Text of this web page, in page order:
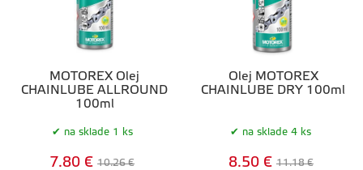
MOTOREX Olej
CHAINLUBE ALLROUND
100ml
na sklade 1 ks
7.80 € 10.26 €
Olej MOTOREX
CHAINLUBE DRY 100ml
na sklade 4 ks
8.50 € 11.18 €